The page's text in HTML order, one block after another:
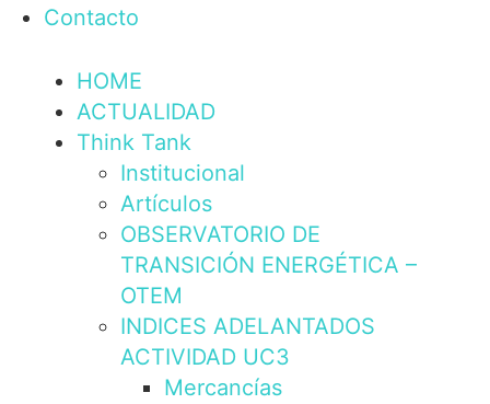
Contacto
HOME
ACTUALIDAD
Think Tank
Institucional
Artículos
OBSERVATORIO DE
TRANSICIÓN ENERGÉTICA –
OTEM
INDICES ADELANTADOS
ACTIVIDAD UC3
Mercancías